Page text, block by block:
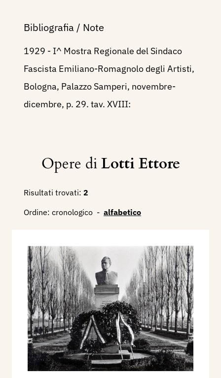
Bibliografia / Note
1929 - I^ Mostra Regionale del Sindaco
Fascista Emiliano-Romagnolo degli Artisti,
Bologna, Palazzo Samperi, novembre-
dicembre, p. 29. tav. XVIII:
Opere diLotti Ettore
Risultati trovati: 2
Ordine: cronologico - alfabetico